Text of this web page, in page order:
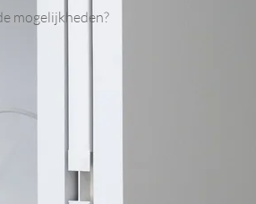
mogelijkheden?